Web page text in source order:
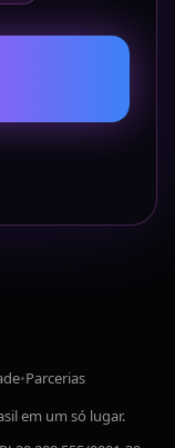
•Parcerias
em um só lugar.